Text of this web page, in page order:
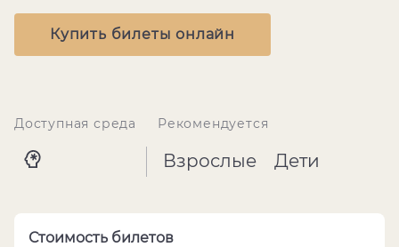
Купить билеты онлайн
Доступная среда Рекомендуется
Взрослые Дети
Стоимость билетов